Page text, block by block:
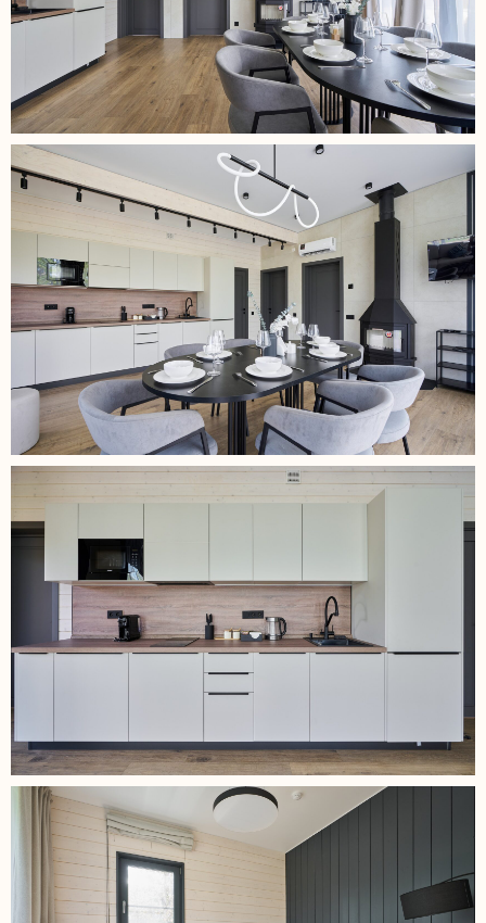
+7 (964) 772-62-35
Мы в социальных сетях:
Звоните нам по любым вопросам:
Главная страница